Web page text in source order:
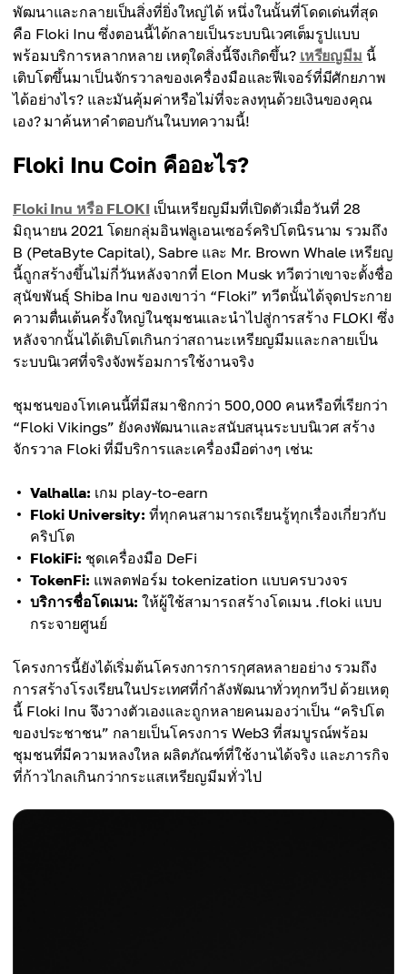
พัฒนาและกลายเป็นสิ่งที่ยิ่งใหญ่ได้ หนึ่งในนั้นที่โดดเด่นที่สุด
คือ Floki Inu ซึ่งตอนนี้ได้กลายเป็นระบบนิเวศเต็มรูปแบบ
พร้อมบริการหลากหลาย เหตุใดสิ่งนี้จึงเกิดขึ้น? เหรียญมีม นี้
เติบโตขึ้นมาเป็นจักรวาลของเครื่องมือและฟีเจอร์ที่มีศักยภาพ
ได้อย่างไร? และมันคุ้มค่าหรือไม่ที่จะลงทุนด้วยเงินของคุณ
เอง? มาค้นหาคำตอบกันในบทความนี้!
Floki Inu Coin คืออะไร?
Floki Inu หรือ FLOKIเป็นเหรียญมีมที่เปิดตัวเมื่อวันที่ 28
มิถุนายน 2021 โดยกลุ่มอินฟลูเอนเซอร์คริปโตนิรนาม รวมถึง
B (PetaByte Capital), Sabre และ Mr. Brown Whale เหรียญ
นี้ถูกสร้างขึ้นไม่กี่วันหลังจากที่ Elon Musk ทวีตว่าเขาจะตั้งชื่อ
สุนัขพันธุ์ Shiba Inu ของเขาว่า “Floki” ทวีตนั้นได้จุดประกาย
ความตื่นเต้นครั้งใหญ่ในชุมชนและนำไปสู่การสร้าง FLOKI ซึ่ง
หลังจากนั้นได้เติบโตเกินกว่าสถานะเหรียญมีมและกลายเป็น
ระบบนิเวศที่จริงจังพร้อมการใช้งานจริง
ชุมชนของโทเคนนี้ที่มีสมาชิกกว่า 500,000 คนหรือที่เรียกว่า
“Floki Vikings” ยังคงพัฒนาและสนับสนุนระบบนิเวศ สร้าง
จักรวาล Floki ที่มีบริการและเครื่องมือต่างๆ เช่น:
Valhalla: เกม play-to-earn
Floki University: ที่ทุกคนสามารถเรียนรู้ทุกเรื่องเกี่ยวกับ
คริปโต
FlokiFi: ชุดเครื่องมือ DeFi
TokenFi: แพลตฟอร์ม tokenization แบบครบวงจร
บริการชื่อโดเมน: ให้ผู้ใช้สามารถสร้างโดเมน .floki แบบ
กระจายศูนย์
โครงการนี้ยังได้เริ่มต้นโครงการการกุศลหลายอย่าง รวมถึง
การสร้างโรงเรียนในประเทศที่กำลังพัฒนาทั่วทุกทวีป ด้วยเหตุ
นี้ Floki Inu จึงวางตัวเองและถูกหลายคนมองว่าเป็น “คริปโต
ของประชาชน” กลายเป็นโครงการ Web3 ที่สมบูรณ์พร้อม
ชุมชนที่มีความหลงใหล ผลิตภัณฑ์ที่ใช้งานได้จริง และภารกิจ
ที่ก้าวไกลเกินกว่ากระแสเหรียญมีมทั่วไป